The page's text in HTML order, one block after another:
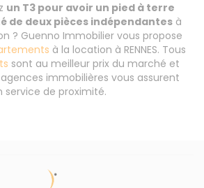
un T3 pour avoir un pied à terre
de deux pièces indépendantes à
? Guenno Immobilier vous propose
à la location à RENNES. Tous
sont au meilleur prix du marché et
immobilières vous assurent
service de proximité.